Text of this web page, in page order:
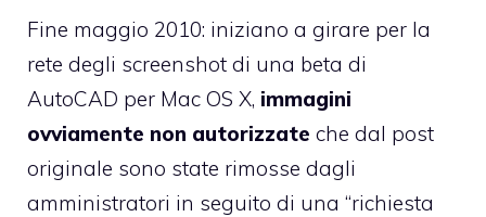
Fine maggio 2010: iniziano a girare per la
rete degli screenshot di una beta di
AutoCAD per Mac OS X, immagini
ovviamente non autorizzate che dal post
originale sono state rimosse dagli
amministratori in seguito di una “richiesta